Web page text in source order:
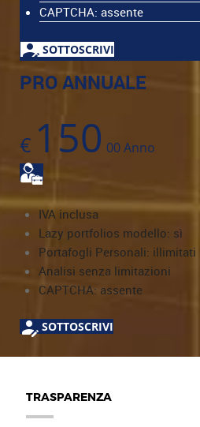
CAPTCHA: assente
SOTTOSCRIVI
PRO ANNUALE
€ 150 00Anno
IVA inclusa
Lazy portfolios modello: sì
Portafogli Personali: illimitati
Analisi senza limitazioni
CAPTCHA: assente
SOTTOSCRIVI
TRASPARENZA